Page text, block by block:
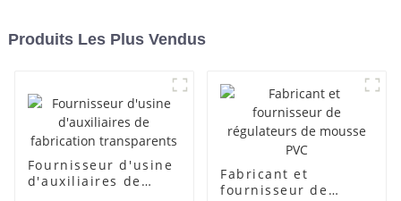
Produits Les Plus Vendus
Fournisseur d'usine
d'auxiliaires de
Fabricant et
fournisseur de